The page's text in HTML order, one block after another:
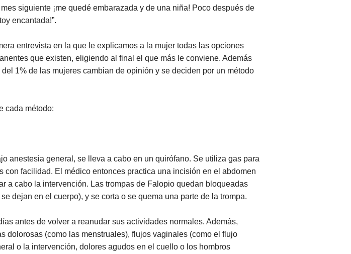
siguiente ¡me quedé embarazada y de una niña! Poco después de
encantada!”.
entrevista en la que le explicamos a la mujer todas las opciones
que existen, eligiendo al final el que más le conviene. Además
1% de las mujeres cambian de opinión y se deciden por un método
cada método:
anestesia general, se lleva a cabo en un quirófano. Se utiliza gas para
facilidad. El médico entonces practica una incisión en el abdomen
a cabo la intervención. Las trompas de Falopio quedan bloqueadas
dejan en el cuerpo), y se corta o se quema una parte de la trompa.
antes de volver a reanudar sus actividades normales. Además,
dolorosas (como las menstruales), flujos vaginales (como el flujo
o la intervención, dolores agudos en el cuello o los hombros